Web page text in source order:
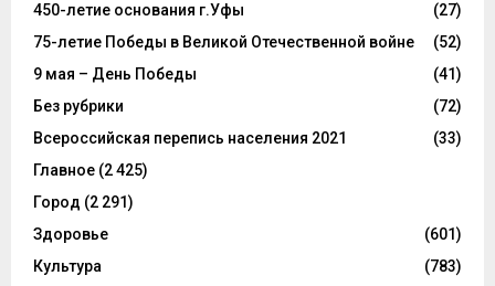
450-летие основания г.Уфы
(27)
75-летие Победы в Великой Отечественной войне
(52)
9 мая – День Победы
(41)
Без рубрики
(72)
Всероссийская перепись населения 2021
(33)
Главное (2 425)
Город (2 291)
Здоровье
(601)
Культура
(783)